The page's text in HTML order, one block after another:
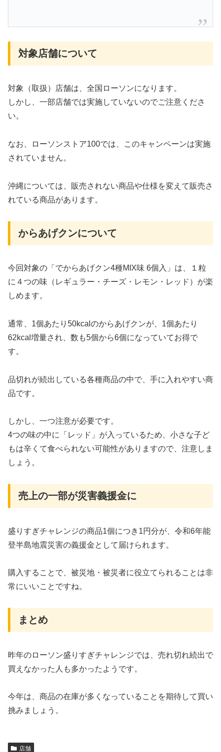
対象店舗について
対象（取扱）店舗は、全国ローソンになります。
しかし、一部店舗では実施していないのでご注意くださ
い。
なお、ローソンストア100では、このキャンペーンは実施
されていません。
沖縄については、販売されない商品や仕様を変えて販売さ
れている商品があります。
からあげクンについて
今回対象の「でからあげクン4種MIX味 6個入」は、１粒
に４つの味（レギュラー・チーズ・レモン・レッド）が楽
しめます。
通常、1個あたり50kcalのからあげクンが、1個あたり
62kcal増量され、数も5個から6個になっていてお得で
す。
品切れが続出している各種商品の中で、手に入れやすい商
品です。
しかし、一つ注意が必要です。
4つの味の中に「レッド」が入っているため、小さな子ど
もは辛くて食べられない可能性がありますので、注意しま
しょう。
売上の一部が災害義援金に
盛りすぎチャレンジの商品1個につき1円分が、令和6年能
登半島地震災害の義援金として届けられます。
購入することで、被災地・被災者に役立てられることは非
常にいいことですね。
まとめ
昨年のローソン盛りすぎチャレンジでは、売れ切れ続出で
買えなかった人も多かったようです。
今年は、商品の在庫が多くなっていることを期待して買い
挑みましょう。
店舗